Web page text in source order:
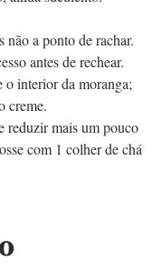
não a ponto de rachar.
antes de rechear.
o interior da moranga;
creme.
reduzir mais um pouco
com 1 colher de chá